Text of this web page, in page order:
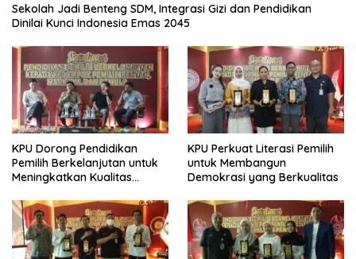
Sekolah Jadi Benteng SDM, Integrasi Gizi dan Pendidikan
Dinilai Kunci Indonesia Emas 2045
KPU Dorong Pendidikan
Pemilih Berkelanjutan untuk
Meningkatkan Kualitas
KPU Perkuat Literasi Pemilih
untuk Membangun
Demokrasi yang Berkualitas